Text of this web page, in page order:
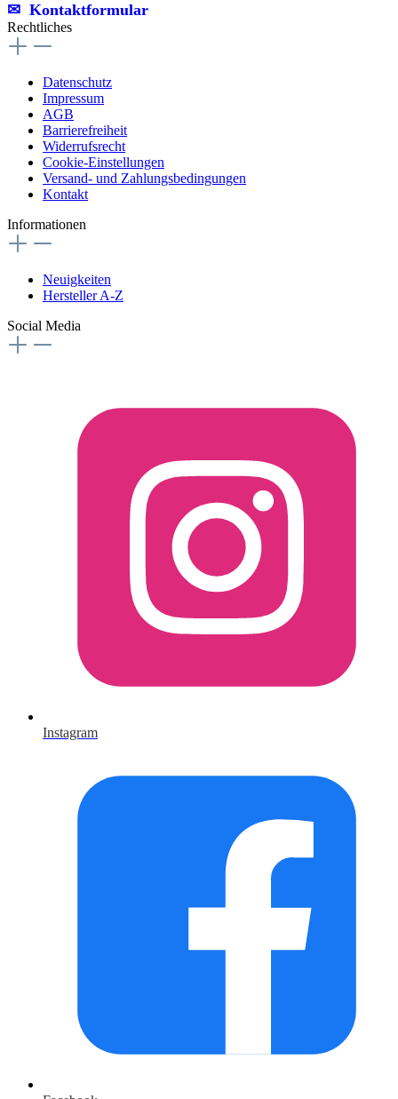
✉︎ Kontaktformular
Rechtliches
Datenschutz
Impressum
AGB
Barrierefreiheit
Widerrufsrecht
Cookie-Einstellungen
Versand- und Zahlungsbedingungen
Kontakt
Informationen
Neuigkeiten
Hersteller A-Z
Social Media
Instagram